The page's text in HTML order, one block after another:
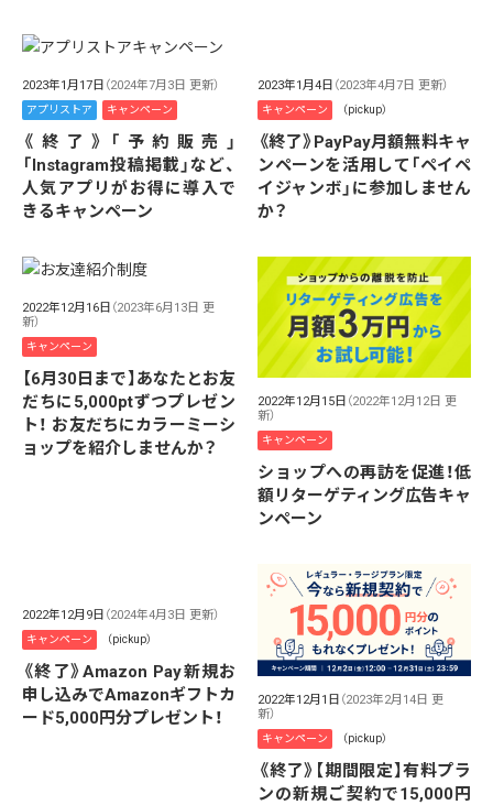
2023年1月17日 （2024年7月3日 更新）
アプリストア キャンペーン
《終了》「予約販売」
「Instagram投稿掲載」など、
人気アプリがお得に導入で
きるキャンペーン
2023年1月4日 （2023年4月7日 更新）
キャンペーン （pickup）
《終了》PayPay月額無料キャ
ンペーンを活用して「ペイペ
イジャンボ」に参加しません
か？
2022年12月16日 （2023年6月13日 更
新）
キャンペーン
【6月30日まで】あなたとお友
だちに5,000ptずつプレゼン
ト！ お友だちにカラーミーシ
ョップを紹介しませんか？
2022年12月15日 （2022年12月12日 更
新）
キャンペーン
ショップへの再訪を促進！低
額リターゲティング広告キャ
ンペーン
2022年12月9日 （2024年4月3日 更新）
キャンペーン （pickup）
《終了》Amazon Pay新規お
申し込みでAmazonギフトカ
ード5,000円分プレゼント！
2022年12月1日 （2023年2月14日 更
新）
キャンペーン （pickup）
《終了》【期間限定】有料プラ
ンの新規ご契約で15,000円